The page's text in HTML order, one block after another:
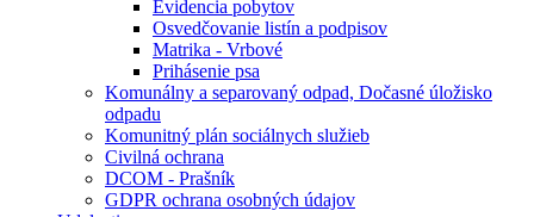
Evidencia pobytov
Osvedčovanie listín a podpisov
Matrika - Vrbové
Prihásenie psa
Komunálny a separovaný odpad, Dočasné úložisko
odpadu
Komunitný plán sociálnych služieb
Civilná ochrana
DCOM - Prašník
GDPR ochrana osobných údajov